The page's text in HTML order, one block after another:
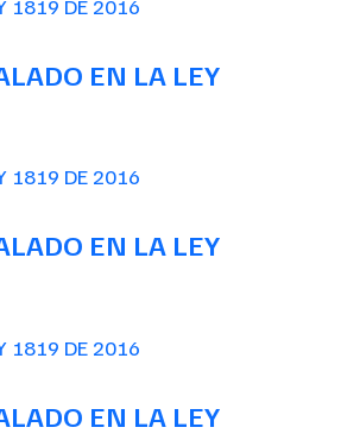
EN LA LEY
EN LA LEY
EN LA LEY